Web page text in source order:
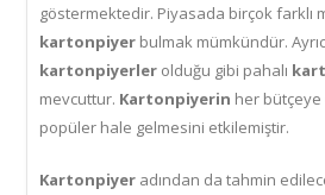
göstermektedir. Piyasada birçok farklı
kartonpiyer bulmak mümkündür.
kartonpiyerler olduğu gibi pahalı
mevcuttur. Kartonpiyerin her bütçeye
popüler hale gelmesini etkilemiştir.
Kartonpiyer adından da tahmin